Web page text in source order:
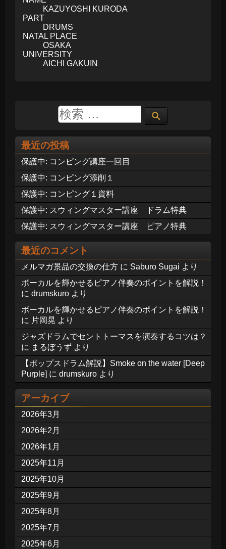
KAZUYOSHI KURODA
PART
DRUMS
NATAL PLACE
OSAKA
UNIVERSITY
AICHI GAKUIN
最近の投稿
保護中: コンピング講座一回目
保護中: コンピング添削１
保護中: コンピング１資料
保護中: スウィングマスター講座 ドラム特典
保護中: スウィングマスター講座 ピアノ特典
最近のコメント
メルマガ景品の交換の仕方 に Saburo Sugai より
ボーカルを輝かせるピアノ伴奏のポイントを解説！
に drumskuro より
ボーカルを輝かせるピアノ伴奏のポイントを解説！
に 片岡晃 より
ジャズドラムでセントトーマスを演奏するコツは？
に まるぼうず より
【ポップスドラム解説】Smoke on the water [Deep
Purple] に drumskuro より
アーカイブ
2026年3月
2026年2月
2026年1月
2025年11月
2025年10月
2025年9月
2025年8月
2025年7月
2025年6月